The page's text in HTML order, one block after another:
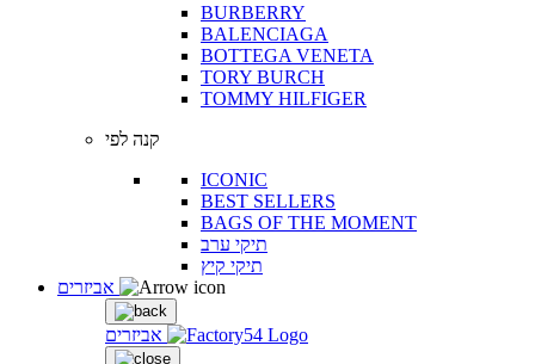
BURBERRY
BALENCIAGA
BOTTEGA VENETA
TORY BURCH
TOMMY HILFIGER
קנה לפי
ICONIC
BEST SELLERS
BAGS OF THE MOMENT
תיקי ערב
תיקי קיץ
אביזרים